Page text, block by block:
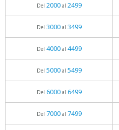
Del 2000al 2499
Del 3000al 3499
Del 4000al 4499
Del 5000al 5499
Del 6000al 6499
Del 7000al 7499